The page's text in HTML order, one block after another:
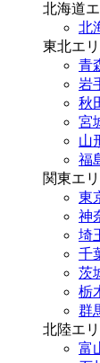
北海道
北
東北エ
青
岩
秋
宮
山
福
関東エ
東
神
埼
千
茨
栃
群
北陸エ
富